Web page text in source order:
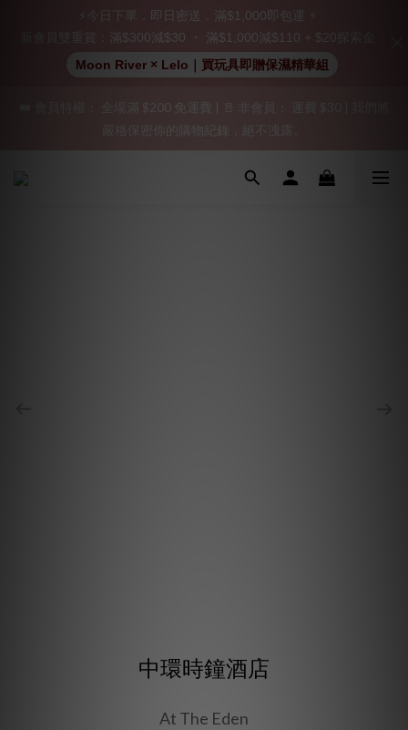
「保密出貨」（無店鋪資訊、一般紙箱）、隱私保護、加密付款、
立即註冊成為會員！
加入會員即享$20購物金  訂單商品好評再享$15購物金
👑 會員特權： 全場滿 $200 免運費 | 🚪 非會員： 運費 $30 | 我們將
嚴格保密你的購物紀錄，絕不洩露。
「保密出貨」（無店鋪資訊、一般紙箱）、隱私保護、加密付款、
中環時鐘酒店
At The Eden
⚡今日下單．即日密送．滿$1,000即包運 ⚡
新會員雙重賞：滿$300減$30 ・ 滿$1,000減$110 + $20探索金
Moon River × Lelo｜買玩具即贈保濕精華組